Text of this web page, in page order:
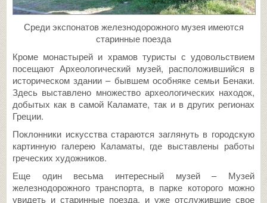
Среди экспонатов железнодорожного музея имеются
старинные поезда
Кроме монастырей и храмов туристы с удовольствием
посещают Археологический музей, расположившийся в
историческом здании – бывшем особняке семьи Бенаки.
Здесь выставлено множество археологических находок,
добытых как в самой Каламате, так и в других регионах
Греции.
Поклонники искусства стараются заглянуть в городскую
картинную галерею Каламаты, где выставлены работы
греческих художников.
Еще один весьма интересный музей – Музей
железнодорожного транспорта, в парке которого можно
увидеть и старинные поезда, и уже отслужившие свое